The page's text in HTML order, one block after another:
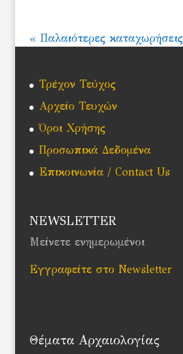
« Παλαιότερες καταχωρήσεις
Τρέχον Τεύχος
Αρχείο Τευχών
Όροι Χρήσης
Προσωπικά Δεδομένα
Επικοινωνία / Contact Us
NEWSLETTER
Μείνετε ενημερωμένοι
Εγγραφείτε στο Newsletter
Θέματα Αρχαιολογίας